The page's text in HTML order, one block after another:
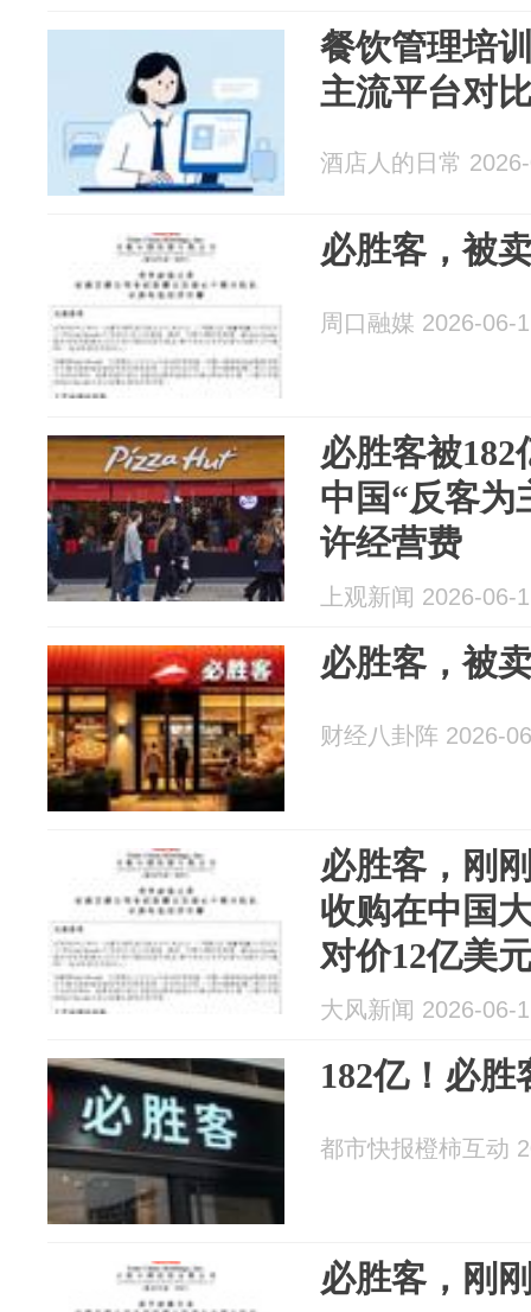
餐饮管理培
主流平台对
酒店人的日常
必胜客，被
周口融媒 2026-06-
必胜客被
中国“反客为
许经营费
上观新闻 2026-06-
必胜客，被
财经八卦阵 2026-
必胜客，刚
收购在中国
对价12亿美
大风新闻 2026-06-
182亿！必胜
都市快报橙柿互动
必胜客，刚